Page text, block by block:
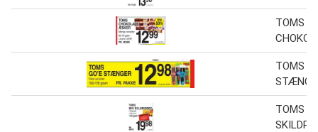
TOMS
TOMS
TOMS